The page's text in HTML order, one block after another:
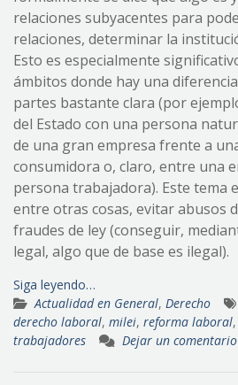
relaciones subyacentes para
relaciones, determinar la
Esto es especialmente
ámbitos donde hay una
partes bastante clara (por
del Estado con una persona
de una gran empresa frente a
consumidora o, claro, entre una
persona trabajadora). Este tema
entre otras cosas, evitar abusos
fraudes de ley (conseguir,
legal, algo que de base es ilegal).
Siga leyendo…
Actualidad en General, Derecho
derecho laboral, milei, reforma laboral,
trabajadores
Dejar un comentario